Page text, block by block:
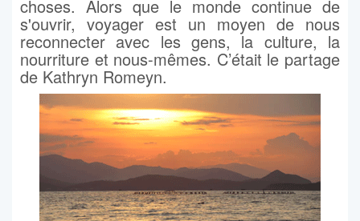
choses. Alors que le monde continue de
s'ouvrir, voyager est un moyen de nous
reconnecter avec les gens, la culture, la
nourriture et nous-mêmes. C’était le partage
de Kathryn Romeyn.